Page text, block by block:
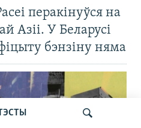
перакінуўся на
Азіі. У Беларусі
бэнзіну няма